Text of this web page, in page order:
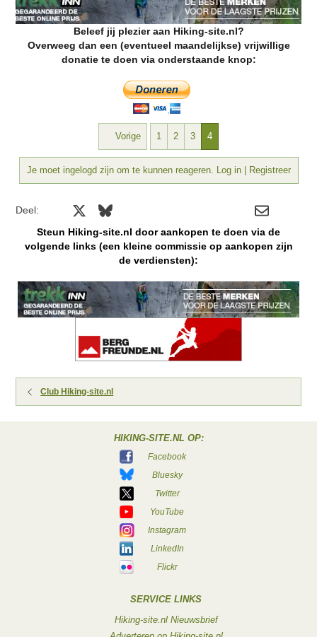
Beleef jij plezier aan Hiking-site.nl?
Overweeg dan een (eventueel maandelijkse) vrijwillige
donatie te doen via onderstaande knop:
Vorige 1 2 3 4
Je moet ingelogd zijn om te kunnen reageren. Log in | Registreer
Deel: Facebook Bluesky WhatsApp
E-mail
Steun Hiking-site.nl door aankopen te doen via de
volgende links (een kleine commissie op aankopen zijn
de verdiensten):
Club Hiking-site.nl
HIKING-SITE.NL OP:
Facebook
Bluesky
Twitter
YouTube
Instagram
LinkedIn
Flickr
SERVICE LINKS
Hiking-site.nl Nieuwsbrief